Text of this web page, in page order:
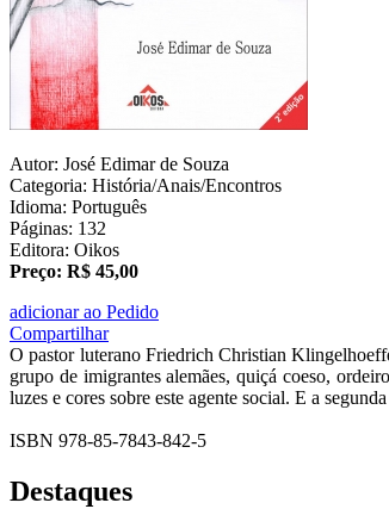
Autor: José Edimar de Souza
Categoria: História/Anais/Encontros
Idioma: Português
Páginas: 132
Editora: Oikos
Preço: R$ 45,00
adicionar ao Pedido
Compartilhar
O pastor luterano Friedrich Christian
grupo de imigrantes alemães, quiçá coeso,
luzes e cores sobre este agente social. E a
ISBN 978-85-7843-842-5
Destaques